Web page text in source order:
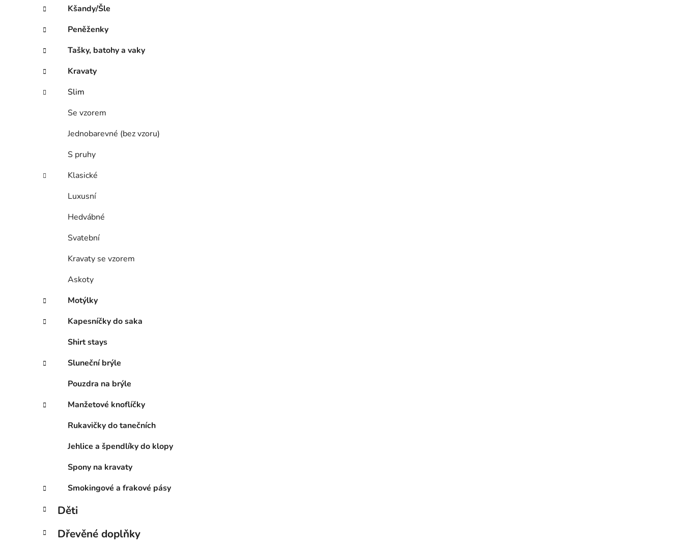
Kšandy/Šle
Peněženky
Tašky, batohy a vaky
Kravaty
Slim
Se vzorem
Jednobarevné (bez vzoru)
S pruhy
Klasické
Luxusní
Hedvábné
Svatební
Kravaty se vzorem
Askoty
Motýlky
Kapesníčky do saka
Shirt stays
Sluneční brýle
Pouzdra na brýle
Manžetové knoflíčky
Rukavičky do tanečních
Jehlice a špendlíky do klopy
Spony na kravaty
Smokingové a frakové pásy
Děti
Dřevěné doplňky